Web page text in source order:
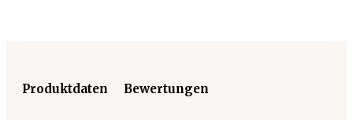
Produktdaten Bewertungen